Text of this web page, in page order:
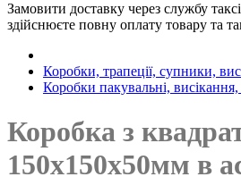
Замовити доставку через службу
здійснюєте повну оплату товару та
Коробки, трапеції, супники,
Коробки пакувальні,
Коробка з
150х150х50мм в